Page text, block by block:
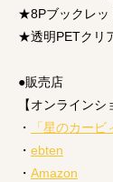
★8Pブックレッ
★透明PETクリ
●販売店
【オンラインシ
・
「星のカー
・ ebten
・ Amazon